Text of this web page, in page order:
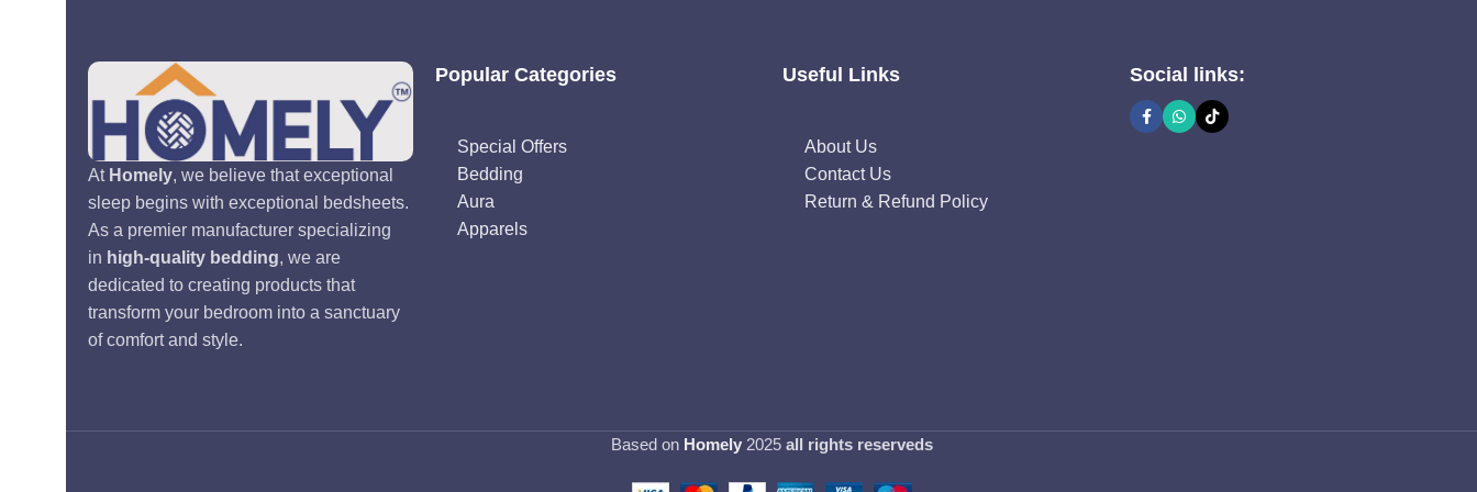
At Homely, we believe that exceptional
sleep begins with exceptional bedsheets.
As a premier manufacturer specializing
in high-quality bedding, we are
dedicated to creating products that
transform your bedroom into a sanctuary
of comfort and style.
Popular Categories
Special Offers
Bedding
Aura
Apparels
Useful Links
About Us
Contact Us
Return & Refund Policy
Social links:
Based on Homely2025 all rights reserveds